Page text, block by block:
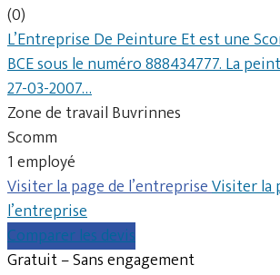
(0)
L’Entreprise De Peinture Et est une
BCE sous le numéro 888434777. La
27-03-2007…
Zone de travail Buvrinnes
Scomm
1 employé
Visiter la page de l’entrepriseVisiter la
l’entreprise
Comparer les devis
Gratuit – Sans engagement